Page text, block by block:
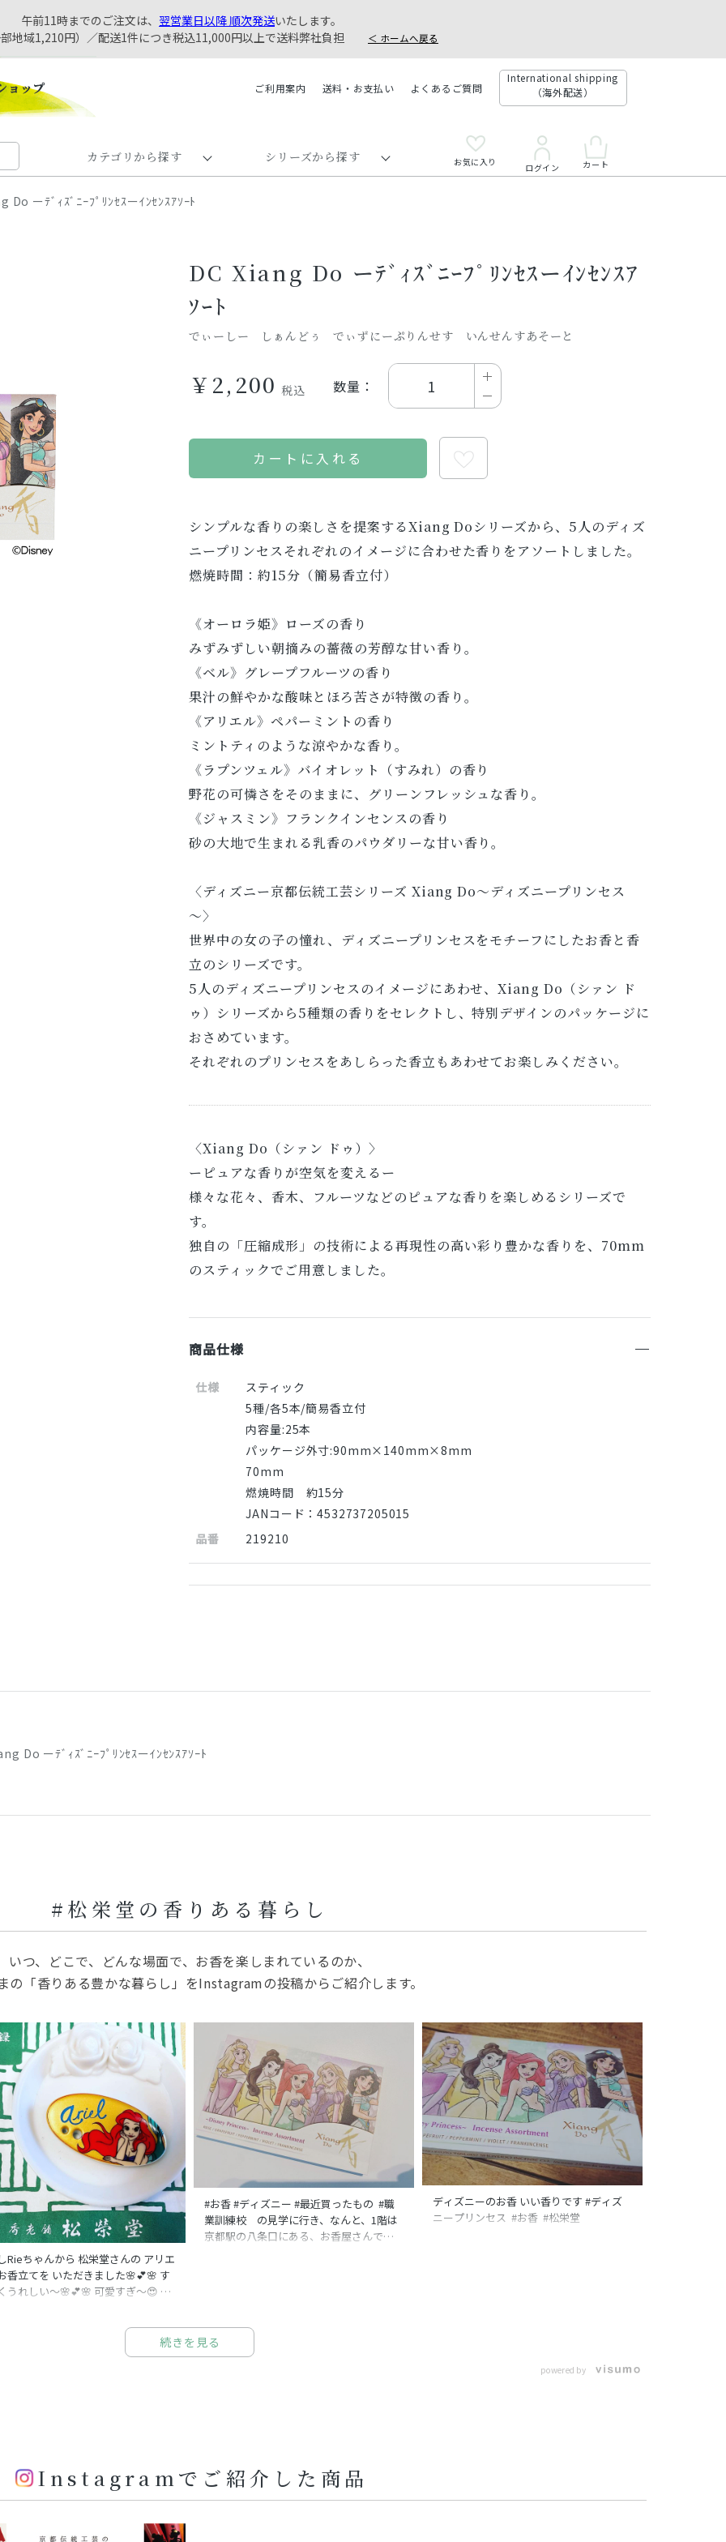
午前11時までのご注文は、 翌営業日以降 順次発送いたします。
地域1,210円）／配送1件につき税込11,000円以上で送料弊社負担
＜ ホームへ戻る
ご利用案内 送料・お支払い よくあるご質問
International shipping
（海外配送）
カテゴリから探す シリーズから探す お気に入り ログイン カート
Do ーﾃﾞｨｽﾞﾆｰﾌﾟﾘﾝｾｽーｲﾝｾﾝｽｱｿｰﾄ
DC Xiang Do ーﾃﾞｨｽﾞﾆｰﾌﾟﾘﾝｾｽーｲﾝｾﾝｽｱ
ｿｰﾄ
でぃーしー しぁんどぅ でぃずにーぷりんせす いんせんすあそーと
￥2,200 数量：
カートに入れる
シンプルな香りの楽しさを提案するXiang Doシリーズから、5人のディズ
ニープリンセスそれぞれのイメージに合わせた香りをアソートしました。
燃焼時間：約15分（簡易香立付）
《オーロラ姫》ローズの香り
みずみずしい朝摘みの薔薇の芳醇な甘い香り。
《ベル》グレープフルーツの香り
果汁の鮮やかな酸味とほろ苦さが特徴の香り。
《アリエル》ペパーミントの香り
ミントティのような涼やかな香り。
《ラプンツェル》バイオレット（すみれ）の香り
野花の可憐さをそのままに、グリーンフレッシュな香り。
《ジャスミン》フランクインセンスの香り
砂の大地で生まれる乳香のパウダリーな甘い香り。
〈ディズニー京都伝統工芸シリーズ Xiang Do～ディズニープリンセス
～〉
世界中の女の子の憧れ、ディズニープリンセスをモチーフにしたお香と香
立のシリーズです。
5人のディズニープリンセスのイメージにあわせ、Xiang Do（シァン ド
ゥ）シリーズから5種類の香りをセレクトし、特別デザインのパッケージに
おさめています。
それぞれのプリンセスをあしらった香立もあわせてお楽しみください。
〈Xiang Do（シァン ドゥ）〉
ーピュアな香りが空気を変えるー
様々な花々、香木、フルーツなどのピュアな香りを楽しめるシリーズで
す。
独自の「圧縮成形」の技術による再現性の高い彩り豊かな香りを、70mm
のスティックでご用意しました。
商品仕様
仕様
スティック
5種/各5本/簡易香立付
内容量:25本
パッケージ外寸:90mm×140mm×8mm
70mm
燃焼時間 約15分
JANコード：4532737205015
品番
219210
Do ーﾃﾞｨｽﾞﾆｰﾌﾟﾘﾝｾｽーｲﾝｾﾝｽｱｿｰﾄ
#松栄堂の香りある暮らし
いつ、どこで、どんな場面で、お香を楽しまれているのか、
の「香りある豊かな暮らし」をInstagramの投稿からご紹介します。
Rieちゃんから 松栄堂さんの アリエ
香立てを いただきました🌸💕🌸 す
うれしい〜🌸💕🌸 可愛すぎ〜😍 大
スのお香を 焚くよ〜💕 #松栄堂#松
お香 #お香立て#お香立てが可愛い
ニープリンセス #アリエル #お香
#お香 #ディズニー #最近買ったもの #職
業訓練校 の見学に行き、なんと、1階は
京都駅の八条口にある、お香屋さんでし
😍😍😍 最近は、年末年始の買い物が、で
きました。 新しいものをたくさん買い、
ディズニーのお香 いい香りです #ディズ
ニープリンセス #お香 #松栄堂
続きを見る
powered by
Instagramでご紹介した商品